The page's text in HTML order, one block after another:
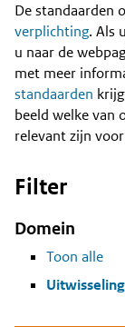
Content
De standaarden
verplichting. Als
u naar de
met meer
standaarden
beeld welke van
relevant zijn
Filter
Domein
Toon alle